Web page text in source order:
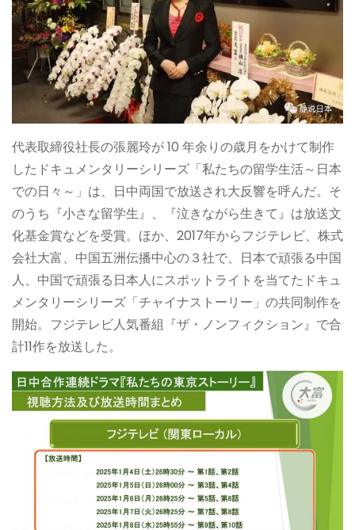
代表取締役社長の張麗玲が 10 年余りの歳月をかけて制作
したドキュメンタリーシリーズ「私たちの留学生活～日本
での日々～」は、日中両国で放送され大反響を呼んだ。そ
のうち『小さな留学生』、『泣きながら生きて』は放送文
化基金賞などを受賞。ほか、2017年からフジテレビ、株式
会社大富、中国五洲伝播中心の３社で、日本で頑張る中国
人、中国で頑張る日本人にスポットライトを当てたドキュ
メンタリーシリーズ「チャイナストーリー」の共同制作を
開始。フジテレビ人気番組『ザ・ノンフィクション』で合
計11作を放送した。